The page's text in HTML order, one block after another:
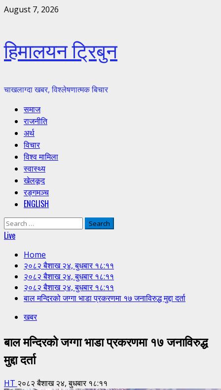
Skip
August 7, 2026
हिमालयन ट्रिबुन
चाखलाग्दा खबर, विश्लेषणात्मक बिचार
Primary
Menu
समाज
राजनीति
अर्थ
विचार
विश्व मामिला
स्वास्थ्य
खेलकूद
रङ्गमञ्च
ENGLISH
Search
for:
Live
Home
२०८२ बैशाख २४, बुधबार १८:११
२०८२ बैशाख २४, बुधबार १८:११
२०८२ बैशाख २४, बुधबार १८:११
बाल मन्दिरको जग्गा भाडा प्रकरणमा १७ जनाविरुद्ध मुद्दा दर्ता
खबर
बाल मन्दिरको जग्गा भाडा प्रकरणमा १७ जनाविरुद्ध
मुद्दा दर्ता
HT २०८२ बैशाख २४, बुधबार १८:११